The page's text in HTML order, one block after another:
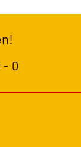
- 0